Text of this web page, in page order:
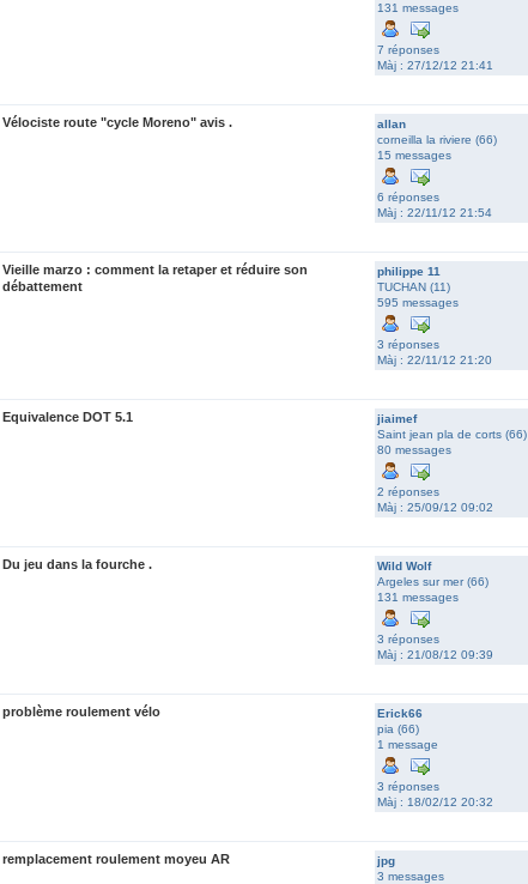
131 messages
7 réponses
Màj : 27/12/12 21:41
allan
corneilla la riviere (66)
15 messages
6 réponses
Màj : 22/11/12 21:54
Vélociste route "cycle Moreno" avis .
philippe 11
TUCHAN (11)
595 messages
3 réponses
Màj : 22/11/12 21:20
Vieille marzo : comment la retaper et réduire son
débattement
jiaimef
Saint jean pla de corts (66)
80 messages
2 réponses
Màj : 25/09/12 09:02
Equivalence DOT 5.1
Wild Wolf
Argeles sur mer (66)
131 messages
3 réponses
Màj : 21/08/12 09:39
Du jeu dans la fourche .
Erick66
pia (66)
1 message
3 réponses
Màj : 18/02/12 20:32
problème roulement vélo
jpg
3 messages
remplacement roulement moyeu AR